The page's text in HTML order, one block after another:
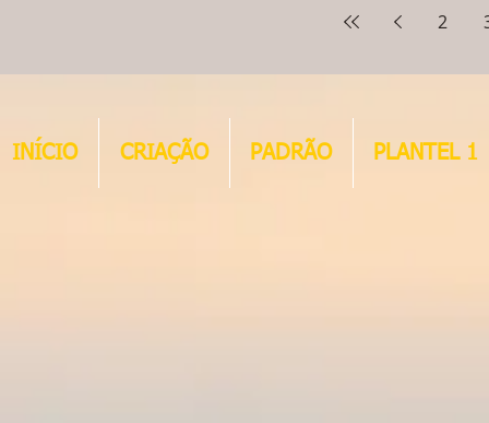
2
INÍCIO CRIAÇÃO PADRÃO PLANTEL 1